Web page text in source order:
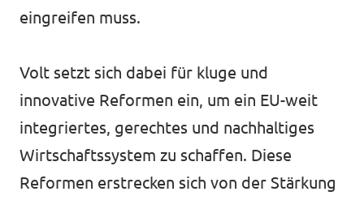
Transparenz
Impressum
eingreifen muss.
Volt setzt sich dabei für kluge und
innovative Reformen ein, um ein EU-weit
integriertes, gerechtes und nachhaltiges
Wirtschaftssystem zu schaffen. Diese
Reformen erstrecken sich von der Stärkung